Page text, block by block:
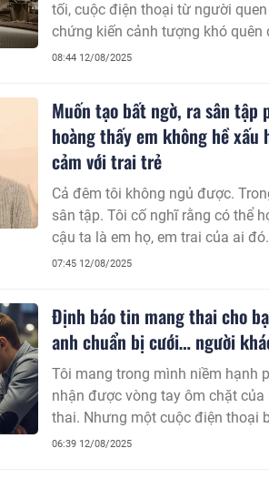
tối, cuộc điện thoại từ người
chứng kiến cảnh tượng khó quên
08:44 12/08/2025
Muốn tạo bất ngờ, ra sân
hoàng thấy em không hề
cảm với trai trẻ
​​​​​​​Cả đêm tôi không ngủ được.
sân tập. Tôi cố nghĩ rằng có thể
cậu ta là em họ, em trai của ai
thân mật ấy vượt quá giới hạn
07:45 12/08/2025
Định báo tin mang thai cho
anh chuẩn bị cưới… người
Tôi mang trong mình niềm hạnh
nhận được vòng tay ôm chặt
thai. Nhưng một cuộc điện thoại
06:39 12/08/2025